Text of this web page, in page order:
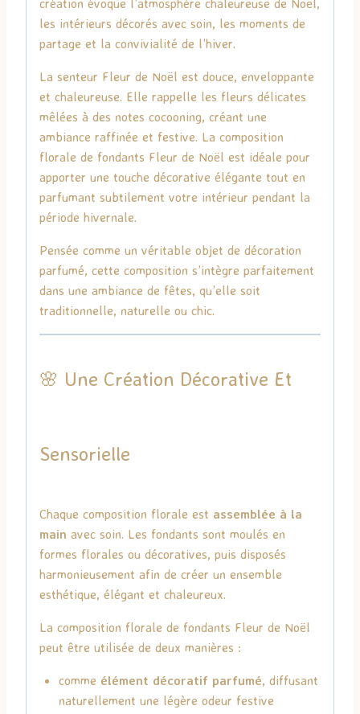
les intérieurs décorés avec soin, les moments de
partage et la convivialité de l’hiver.
La senteur Fleur de Noël est douce, enveloppante
et chaleureuse. Elle rappelle les fleurs délicates
mêlées à des notes cocooning, créant une
ambiance raffinée et festive. La composition
florale de fondants Fleur de Noël est idéale pour
apporter une touche décorative élégante tout en
parfumant subtilement votre intérieur pendant la
période hivernale.
Pensée comme un véritable objet de décoration
parfumé, cette composition s’intègre parfaitement
dans une ambiance de fêtes, qu’elle soit
traditionnelle, naturelle ou chic.
🌸 Une Création Décorative Et
Sensorielle
Chaque composition florale est assemblée à la
main avec soin. Les fondants sont moulés en
formes florales ou décoratives, puis disposés
harmonieusement afin de créer un ensemble
esthétique, élégant et chaleureux.
La composition florale de fondants Fleur de Noël
peut être utilisée de deux manières :
comme élément décoratif parfumé, diffusant
naturellement une légère odeur festive